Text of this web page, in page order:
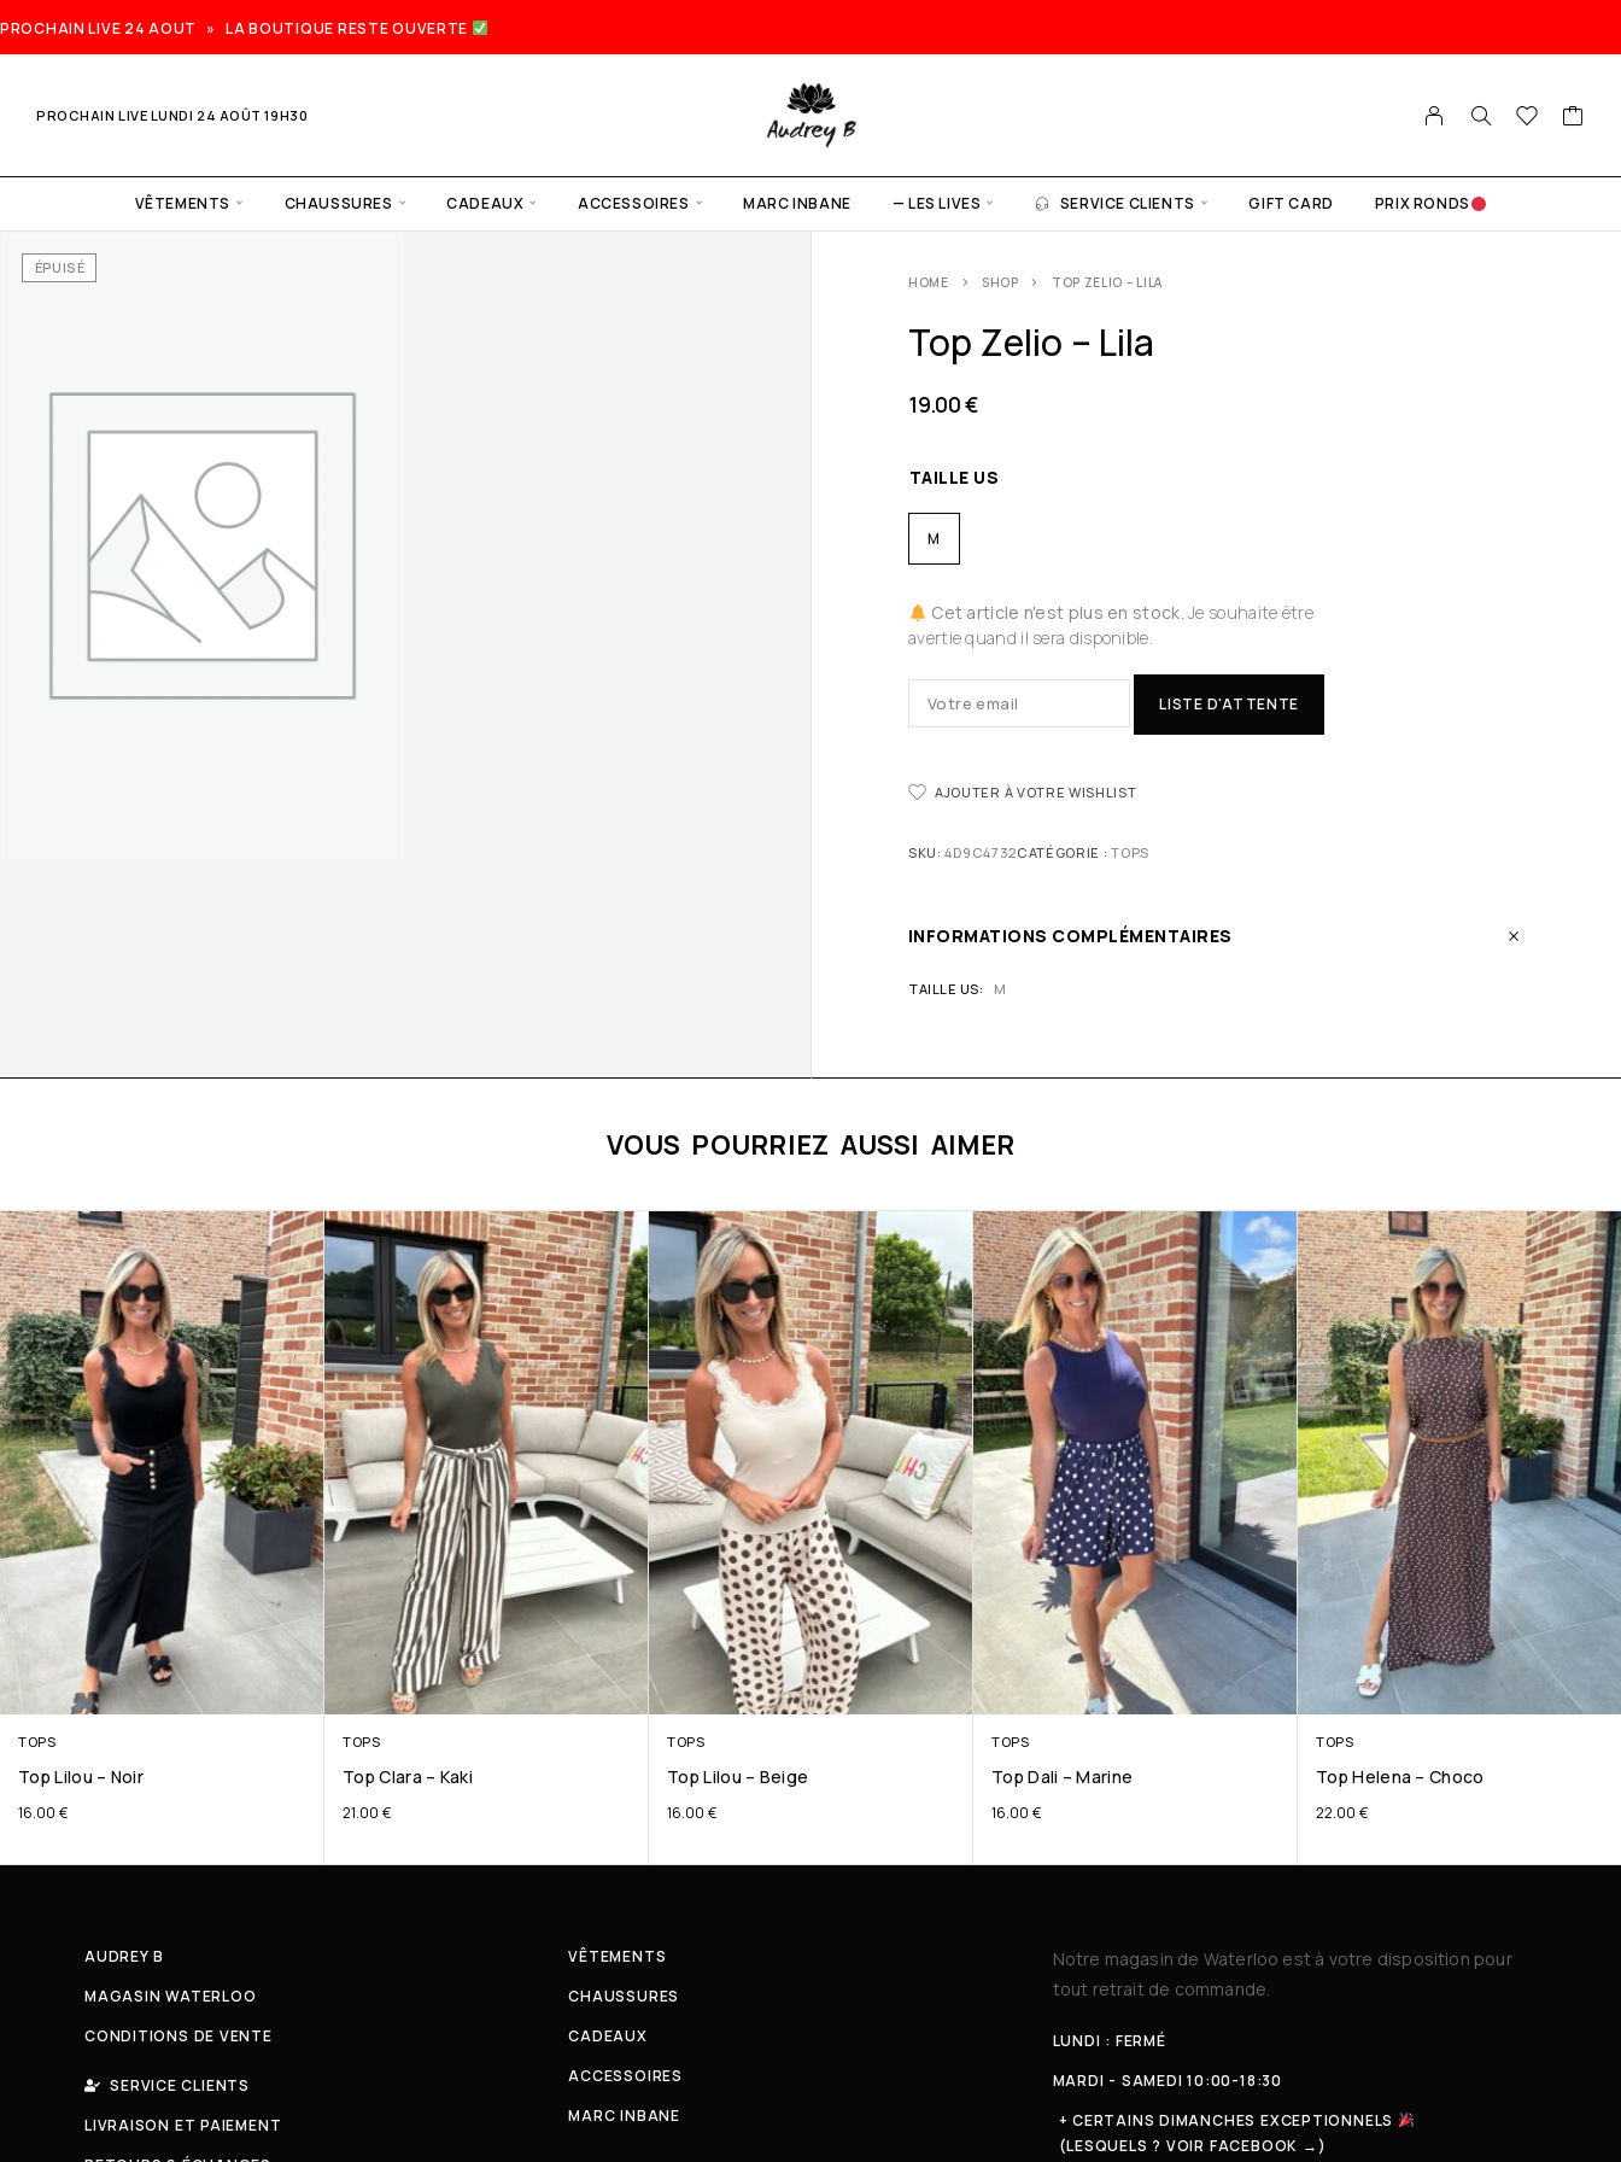
PROCHAIN LIVE 24 AOUT » LA BOUTIQUE RESTE OUVERTE
PROCHAIN LIVE LUNDI 24 AOÛT 19H30
VÊTEMENTS CHAUSSURES CADEAUX ACCESSOIRES MARC INBANE — LES LIVES SERVICE CLIENTS GIFT CARD PRIX RONDS
ÉPUISÉ
HOME SHOP TOP ZELIO – LILA
Top Zelio – Lila
19.00€
TAILLE US
M
Cet article n'est plus en stock. Je souhaite être
avertie quand il sera disponible.
LISTE D'ATTENTE
AJOUTER À VOTRE WISHLIST
SKU:4D9C4732CATÉGORIE :TOPS
INFORMATIONS COMPLÉMENTAIRES
TAILLE US M
VOUS POURRIEZ AUSSI AIMER
TOPS
Top Lilou – Noir
16.00 €
TOPS
Top Clara – Kaki
21.00 €
TOPS
Top Lilou – Beige
16.00 €
TOPS
Top Dali – Marine
16.00 €
TOPS
Top Helena – Choco
22.00 €
AUDREY B
MAGASIN WATERLOO
CONDITIONS DE VENTE
SERVICE CLIENTS
LIVRAISON ET PAIEMENT
VÊTEMENTS
CHAUSSURES
CADEAUX
ACCESSOIRES
MARC INBANE
Notre magasin de Waterloo est à votre disposition pour
tout retrait de commande.
LUNDI : FERMÉ
MARDI - SAMEDI 10:00-18:30
+ CERTAINS DIMANCHES EXCEPTIONNELS
(LESQUELS ? VOIR FACEBOOK →)